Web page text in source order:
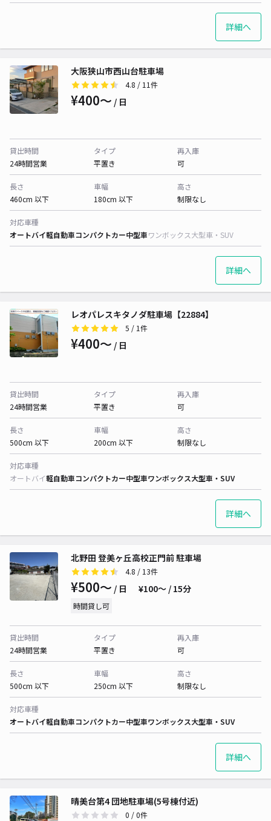
詳細へ
大阪狭山市西山台駐車場
4.8 / 11件
¥400〜 / 日
貸出時間
24時間営業
タイプ
平置き
再入庫
可
長さ
460cm 以下
車幅
180cm 以下
高さ
制限なし
対応車種
オートバイ軽自動車コンパクトカー中型車ワンボックス大型車・SUV
詳細へ
レオパレスキタノダ駐車場【22884】
5 / 1件
¥400〜 / 日
貸出時間
24時間営業
タイプ
平置き
再入庫
可
長さ
500cm 以下
車幅
200cm 以下
高さ
制限なし
対応車種
オートバイ軽自動車コンパクトカー中型車ワンボックス大型車・SUV
詳細へ
北野田 登美ヶ丘高校正門前 駐車場
4.8 / 13件
¥500〜 / 日 ¥100〜 / 15分
時間貸し可
貸出時間
24時間営業
タイプ
平置き
再入庫
可
長さ
500cm 以下
車幅
250cm 以下
高さ
制限なし
対応車種
オートバイ軽自動車コンパクトカー中型車ワンボックス大型車・SUV
詳細へ
晴美台第4 団地駐車場(5号棟付近)
0 / 0件